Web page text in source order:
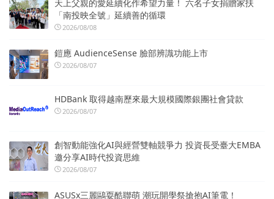
天上父親的愛延續化作希望力量！ 六名子女捐贈家扶
「南投映全號」延續善的循環
2026/08/08
鎧應 AudienceSense 臉部辨識功能上市
2026/08/07
HDBank 取得越南歷來最大規模國際銀團社會貸款
2026/08/07
創智動能強化AI與經營雙軸競爭力 投資長受臺大EMBA
邀分享AI時代投資思維
2026/08/07
ASUSx三麗鷗耍酷聯萌 潮玩開學祭搶抱AI筆電！